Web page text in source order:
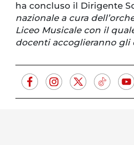
ha concluso il Dirigente
nazionale a cura
Liceo Musicale con il
docenti accoglieranno gli